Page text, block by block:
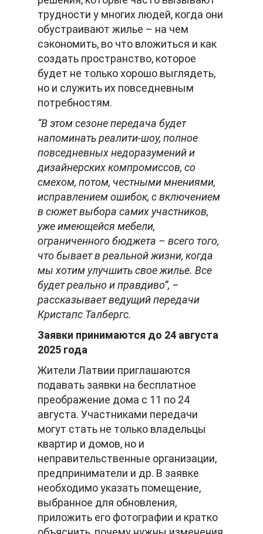
трудности у многих людей, когда они
обустраивают жилье – на чем
сэкономить, во что вложиться и как
создать пространство, которое
будет не только хорошо выглядеть,
но и служить их повседневным
потребностям.
“В этом сезоне передача будет
напоминать реалити-шоу, полное
повседневных недоразумений и
дизайнерских компромиссов, со
смехом, потом, честными мнениями,
исправлением ошибок, с включением
в сюжет выбора самих участников,
уже имеющейся мебели,
ограниченного бюджета – всего того,
что бывает в реальной жизни, когда
мы хотим улучшить свое жилье. Все
будет реально и правдиво”, –
рассказывает ведущий передачи
Кристапс Талбергс.
Заявки принимаются до 24 августа
2025 года
Жители Латвии приглашаются
подавать заявки на бесплатное
преображение дома с 11 по 24
августа. Участниками передачи
могут стать не только владельцы
квартир и домов, но и
неправительственные организации,
предприниматели и др. В заявке
необходимо указать помещение,
выбранное для обновления,
приложить его фотографии и кратко